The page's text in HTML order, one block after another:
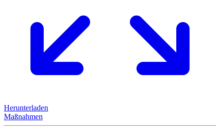
Herunterladen
Maßnahmen